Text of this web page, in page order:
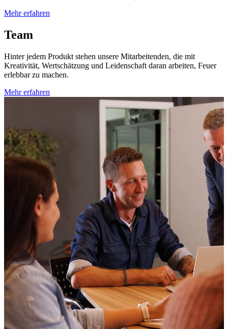
Mehr erfahren
Team
Hinter jedem Produkt stehen unsere Mitarbeitenden, die mit
Kreativität, Wertschätzung und Leidenschaft daran arbeiten, Feuer
erlebbar zu machen.
Mehr erfahren